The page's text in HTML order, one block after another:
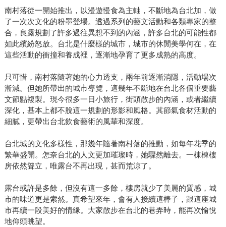
南村落從一開始推出，以漫遊慢食為主軸，不斷地為台北加，做
了一次次文化的粉墨登場。透過系列的藝文活動和各類專家的整
合，良露規劃了許多過往異想不到的內涵，許多台北的可能性都
如此繽紛怒放。台北是什麼樣的城市，城市的休閒美學何在，在
這些活動的衝撞和養成裡，逐漸地孕育了更多成熟的高度。
只可惜，南村落隨著她的心力透支，兩年前逐漸消隱，活動場次
漸減。但她所帶出的城市導覽，這幾年不斷地在台北各個重要藝
文節點複製。現今很多一日小旅行，街頭散步的內涵，或者繼續
深化，基本上都不脫這一規劃的形影和風格。其節氣食材活動的
細膩，更帶出台北飲食藝術的風華和深度。
台北城的文化多樣性，那幾年隨著南村落的推動，如每年花季的
繁華盛開。怎奈台北的人文更加璀璨時，她驟然離去。一棟棟樓
房依然聳立，唯露台不再出現，甚而荒涼了。
露台或許是多餘，但沒有這一多餘，樓房就少了美麗的質感，城
市的味道更是索然。真希望來年，會有人接續這棒子，跟這座城
市再續一段美好的情緣。大家散步在台北的巷弄時，能再次愉悅
地仰頭眺望。